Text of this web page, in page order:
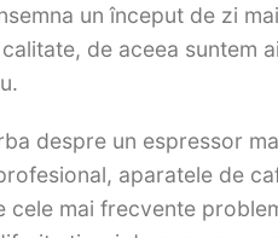
un început de zi
de aceea suntem
despre un espressor
aparatele de
cele mai frecvente